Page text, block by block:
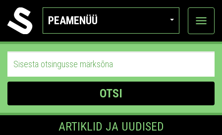
PEAMENÜÜ
Ava
OTSI
ARTIKLID JA UUDISED